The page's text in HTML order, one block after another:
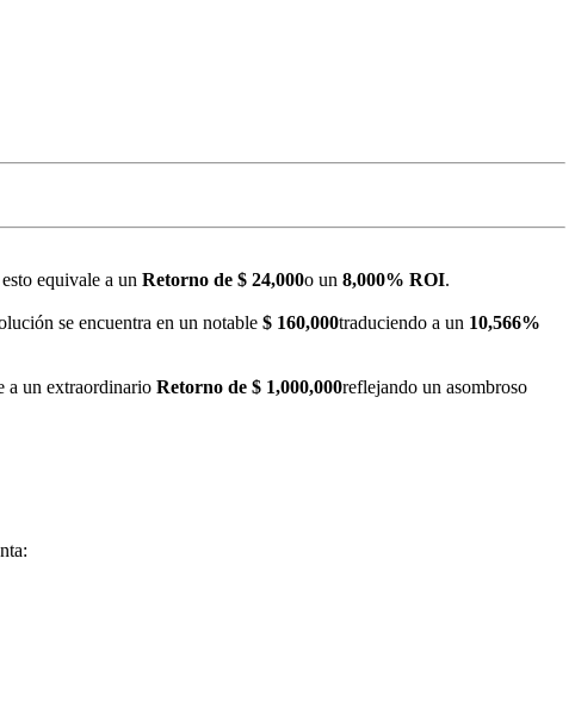
equivale a un Retorno de $ 24,000o un 8,000% ROI.
se encuentra en un notable $ 160,000traduciendo a un 10,566%
a un extraordinario Retorno de $ 1,000,000reflejando un asombroso